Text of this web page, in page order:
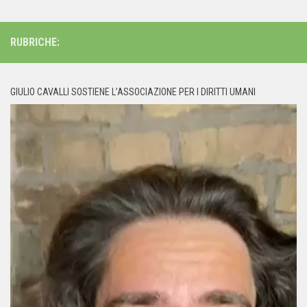
RUBRICHE:
GIULIO CAVALLI SOSTIENE L’ASSOCIAZIONE PER I DIRITTI UMANI
Player